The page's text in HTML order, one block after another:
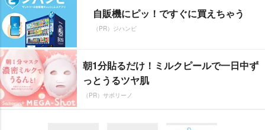
自販機にピッ！ですぐに買えちゃう
（PR）ジハンピ
朝1分貼るだけ！ミルクピールで一日中ず
っとうるツヤ肌
（PR）サボリーノ